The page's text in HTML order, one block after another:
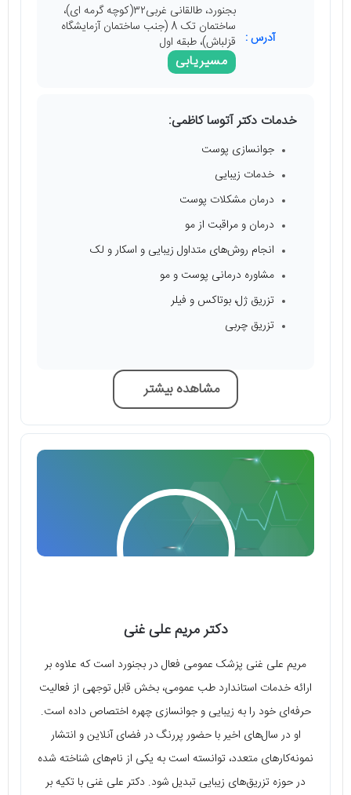
آدرس :
بجنورد، طالقانی غربی۳۲(کوچه گرمه ای)،
ساختمان تک 8 (جنب ساختمان آزمایشگاه
قزلباش)، طبقه اول
مسیریابی
خدمات دکتر آتوسا کاظمی:
جوانسازی پوست
خدمات زیبایی
درمان مشکلات پوست
درمان و مراقبت از مو
انجام روش‌های متداول زیبایی و اسکار و لک
مشاوره درمانی پوست و مو
تزریق ژل، بوتاکس و فیلر
تزریق چربی
مشاهده بیشتر
دکتر مریم علی غنی
مریم علی غنی پزشک عمومی فعال در بجنورد است که علاوه بر
ارائه خدمات استاندارد طب عمومی، بخش قابل‌ توجهی از فعالیت
حرفه‌ای خود را به زیبایی و جوانسازی چهره اختصاص داده است.
او در سال‌های اخیر با حضور پررنگ در فضای آنلاین و انتشار
نمونه‌کارهای متعدد، توانسته است به یکی از نام‌های شناخته ‌شده
در حوزه تزریق‌های زیبایی تبدیل شود. دکتر علی غنی با تکیه بر